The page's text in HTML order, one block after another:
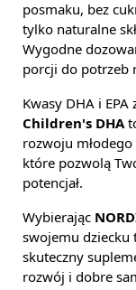
posmaku, bez
tylko naturalne
Wygodne
porcji do potrzeb
Kwasy DHA i EPA
Children's DHA
rozwoju
które pozwolą
potencjał.
Wybierając
swojemu dziecku
skuteczny
rozwój i dobre